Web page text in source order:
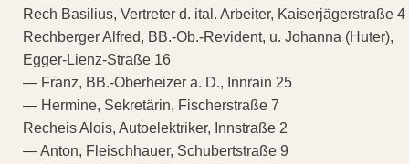
Rech Basilius, Vertreter d. ital. Arbeiter, Kaiserjägerstraße 4
Rechberger Alfred, BB.-Ob.-Revident, u. Johanna (Huter),
Egger-Lienz-Straße 16
— Franz, BB.-Oberheizer a. D., Innrain 25
— Hermine, Sekretärin, Fischerstraße 7
Recheis Alois, Autoelektriker, Innstraße 2
— Anton, Fleischhauer, Schubertstraße 9